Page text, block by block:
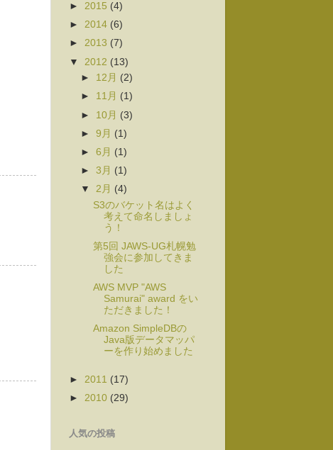
► 2015 (4)
► 2014 (6)
► 2013 (7)
▼
2012 (13)
► 12月 (2)
► 11月 (1)
► 10月 (3)
►9月 (1)
►6月 (1)
►3月 (1)
▼
2月 (4)
S3のバケット名はよく
考えて命名しましょ
う！
第5回 JAWS-UG札幌勉
強会に参加してきま
した
AWS MVP "AWS
Samurai" award をい
ただきました！
Amazon SimpleDBの
Java版データマッパ
ーを作り始めました
► 2011 (17)
► 2010 (29)
人気の投稿